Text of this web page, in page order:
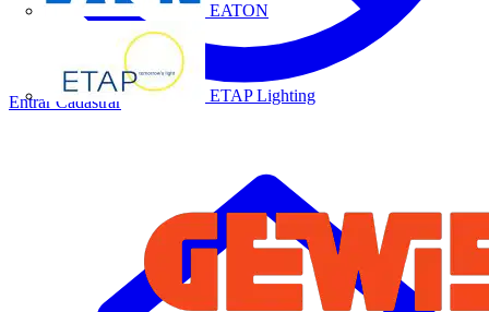
EATON
ETAP Lighting
Entrar Cadastrar